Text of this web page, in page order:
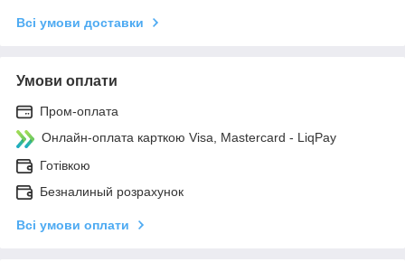
Всі умови доставки
Умови оплати
Пром-оплата
Онлайн-оплата карткою Visa, Mastercard - LiqPay
Готівкою
Безналиный розрахунок
Всі умови оплати